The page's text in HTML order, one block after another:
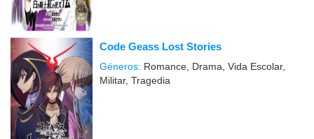
Code Geass Lost Stories
Géneros: Romance, Drama, Vida Escolar,
Militar, Tragedia